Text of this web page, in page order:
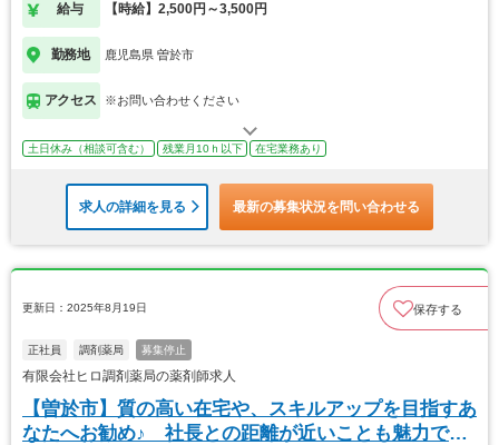
給与 【時給】2,500円～3,500円
勤務地 鹿児島県 曽於市
アクセス ※お問い合わせください
土日休み（相談可含む） 残業月10ｈ以下 在宅業務あり
求人の詳細を見る 最新の募集状況を問い合わせる
更新日：2025年8月19日 保存する
正社員 調剤薬局 募集停止
有限会社ヒロ調剤薬局の薬剤師求人
【曽於市】質の高い在宅や、スキルアップを目指すあ
なたへお勧め♪ 社長との距離が近いことも魅力で